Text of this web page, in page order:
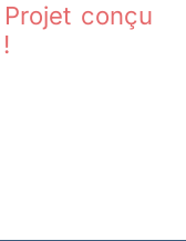
conçu